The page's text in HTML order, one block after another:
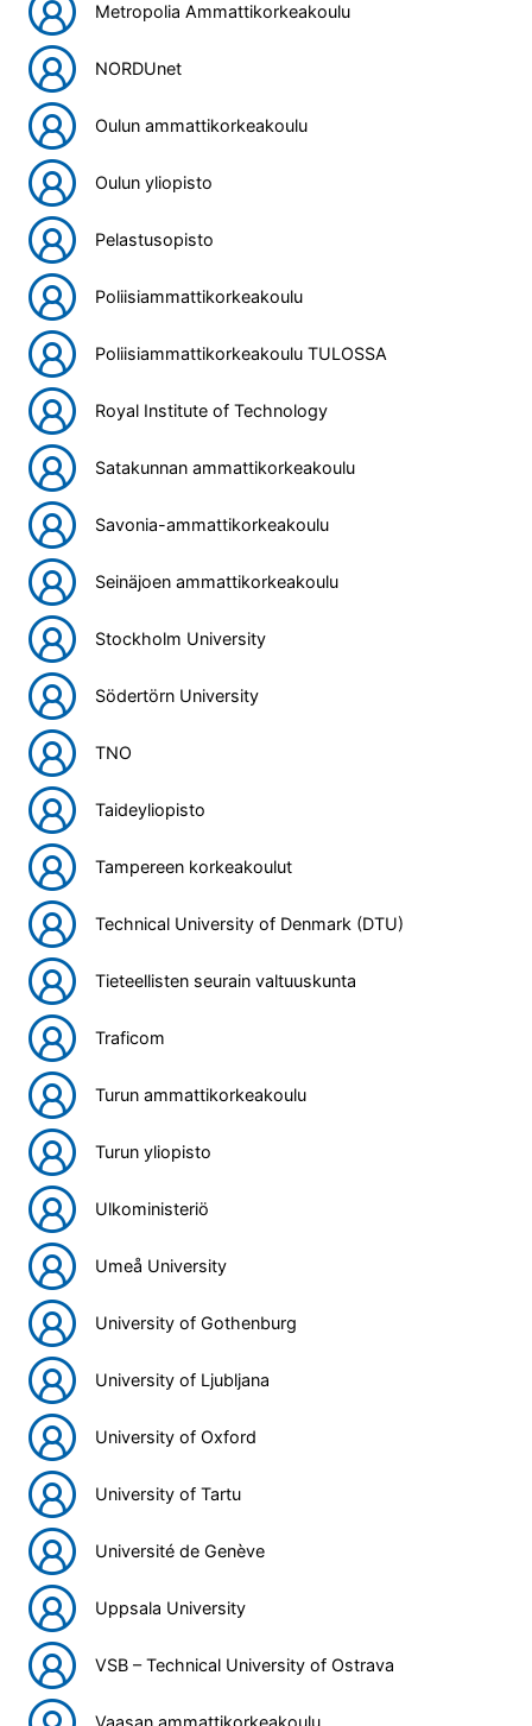
Metropolia Ammattikorkeakoulu
NORDUnet
Oulun ammattikorkeakoulu
Oulun yliopisto
Pelastusopisto
Poliisiammattikorkeakoulu
Poliisiammattikorkeakoulu TULOSSA
Royal Institute of Technology
Satakunnan ammattikorkeakoulu
Savonia-ammattikorkeakoulu
Seinäjoen ammattikorkeakoulu
Stockholm University
Södertörn University
TNO
Taideyliopisto
Tampereen korkeakoulut
Technical University of Denmark (DTU)
Tieteellisten seurain valtuuskunta
Traficom
Turun ammattikorkeakoulu
Turun yliopisto
Ulkoministeriö
Umeå University
University of Gothenburg
University of Ljubljana
University of Oxford
University of Tartu
Université de Genève
Uppsala University
VSB – Technical University of Ostrava
Vaasan ammattikorkeakoulu